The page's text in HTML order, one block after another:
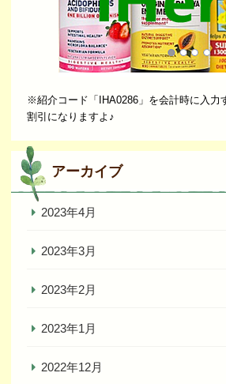
※紹介コード「IHA0286」を会計時に入力
割引になりますよ♪
アーカイブ
2023年4月
2023年3月
2023年2月
2023年1月
2022年12月